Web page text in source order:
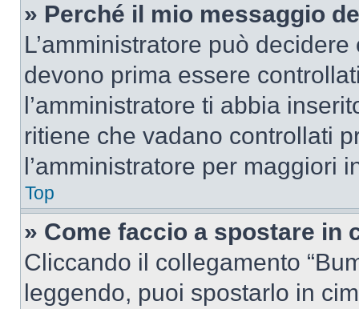
» Perché il mio messaggio
L’amministratore può
devono prima essere
l’amministratore ti abbia
ritiene che vadano controllati
l’amministratore per maggiori
Top
» Come faccio a spostare in
Cliccando il collegamento
leggendo, puoi spostarlo in